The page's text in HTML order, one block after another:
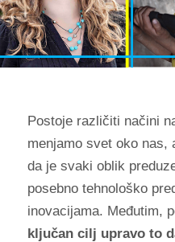
Postoje različiti načini
menjamo svet oko nas,
da je svaki oblik
posebno tehnološko
inovacijama. Međutim,
ključan cilj upravo to